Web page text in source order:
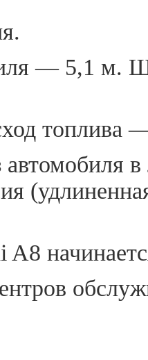
— 5,1 м.
топлива
автомобиля